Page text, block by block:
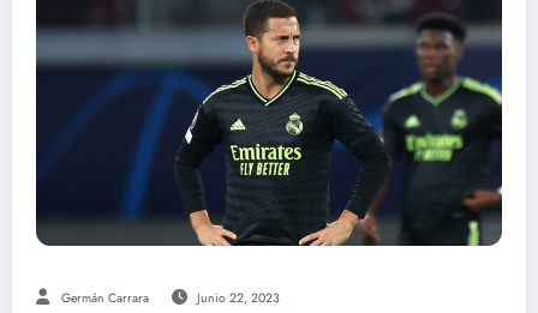
Germán Carrara Junio 22, 2023